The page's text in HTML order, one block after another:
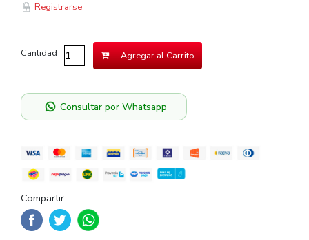
Registrarse
Cantidad Agregar al Carrito
Consultar por Whatsapp
Compartir: